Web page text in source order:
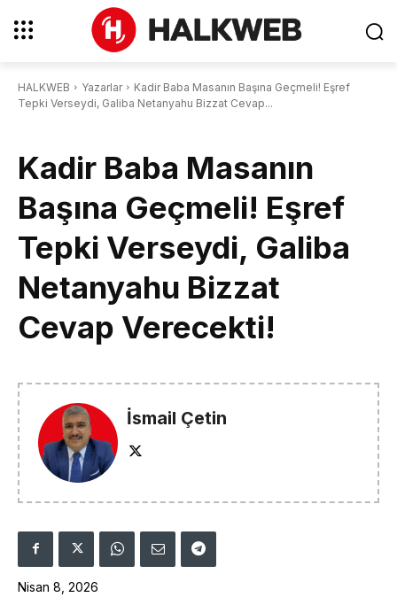
HALKWEB Yazarlar
Kadir Baba Masanın Başına Geçmeli! Eşref
Tepki Verseydi, Galiba Netanyahu Bizzat Cevap...
Kadir Baba Masanın
Başına Geçmeli! Eşref
Tepki Verseydi, Galiba
Netanyahu Bizzat
Cevap Verecekti!
İsmail Çetin
Nisan 8, 2026